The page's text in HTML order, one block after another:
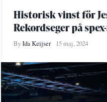
Historisk vinst för
Rekordseger på
ByIda Keijser 15 maj, 2024